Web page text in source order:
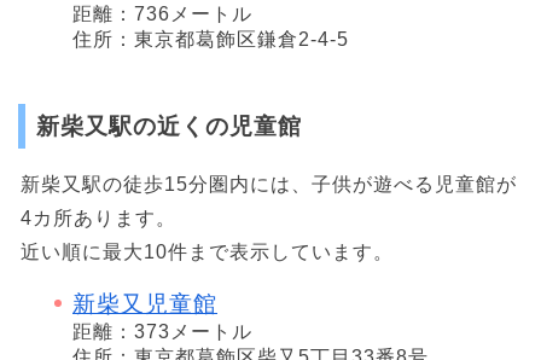
距離：736メートル
住所：東京都葛飾区鎌倉2-4-5
新柴又駅の近くの児童館
新柴又駅の徒歩15分圏内には、子供が遊べる児童館が
4カ所あります。
近い順に最大10件まで表示しています。
新柴又児童館
距離：373メートル